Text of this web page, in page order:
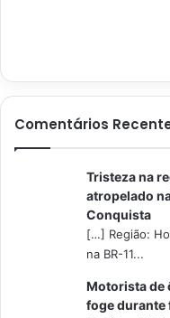
Comentários
Tristeza na
atropelado
Conquista
[…] Região:
na BR-11...
Motorista de
foge durante